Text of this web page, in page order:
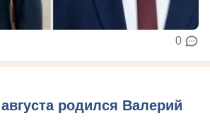
0
родился Валерий